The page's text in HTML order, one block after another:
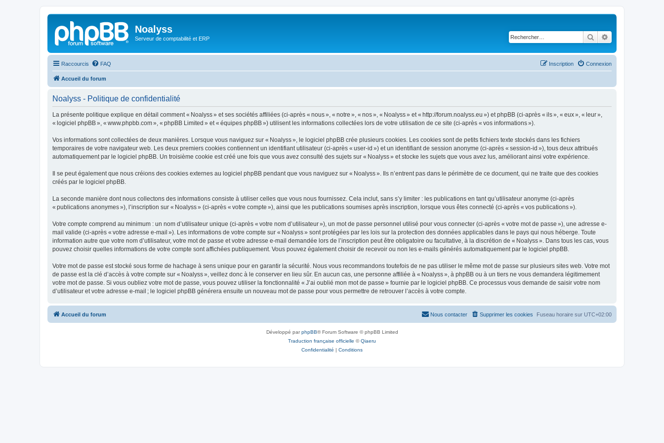
Noalyss
Serveur de comptabilité et ERP Rechercher
Raccourcis FAQ Connexion
Inscription
Accueil du forum
Noalyss - Politique de confidentialité
La présente politique explique en détail comment « Noalyss » et ses sociétés affiliées (ci-après « nous », « notre », « nos », « Noalyss » et « http://forum.noalyss.eu ») et phpBB (ci-après « ils », « eux », « leur »,
« logiciel phpBB », « www.phpbb.com », « phpBB Limited » et « équipes phpBB ») utilisent les informations collectées lors de votre utilisation de ce site (ci-après « vos informations »).
Vos informations sont collectées de deux manières. Lorsque vous naviguez sur « Noalyss », le logiciel phpBB crée plusieurs cookies. Les cookies sont de petits fichiers texte stockés dans les fichiers
temporaires de votre navigateur web. Les deux premiers cookies contiennent un identifiant utilisateur (ci-après « user-id ») et un identifiant de session anonyme (ci-après « session-id »), tous deux attribués
automatiquement par le logiciel phpBB. Un troisième cookie est créé une fois que vous avez consulté des sujets sur « Noalyss » et stocke les sujets que vous avez lus, améliorant ainsi votre expérience.
Il se peut également que nous créions des cookies externes au logiciel phpBB pendant que vous naviguez sur « Noalyss ». Ils n’entrent pas dans le périmètre de ce document, qui ne traite que des cookies
créés par le logiciel phpBB.
La seconde manière dont nous collectons des informations consiste à utiliser celles que vous nous fournissez. Cela inclut, sans s’y limiter : les publications en tant qu’utilisateur anonyme (ci-après
« publications anonymes »), l’inscription sur « Noalyss » (ci-après « votre compte »), ainsi que les publications soumises après inscription, lorsque vous êtes connecté (ci-après « vos publications »).
Votre compte comprend au minimum : un nom d’utilisateur unique (ci-après « votre nom d’utilisateur »), un mot de passe personnel utilisé pour vous connecter (ci-après « votre mot de passe »), une adresse e-
mail valide (ci-après « votre adresse e-mail »). Les informations de votre compte sur « Noalyss » sont protégées par les lois sur la protection des données applicables dans le pays qui nous héberge. Toute
information autre que votre nom d’utilisateur, votre mot de passe et votre adresse e-mail demandée lors de l’inscription peut être obligatoire ou facultative, à la discrétion de « Noalyss ». Dans tous les cas, vous
pouvez choisir quelles informations de votre compte sont affichées publiquement. Vous pouvez également choisir de recevoir ou non les e-mails générés automatiquement par le logiciel phpBB.
Votre mot de passe est stocké sous forme de hachage à sens unique pour en garantir la sécurité. Nous vous recommandons toutefois de ne pas utiliser le même mot de passe sur plusieurs sites web. Votre mot
de passe est la clé d’accès à votre compte sur « Noalyss », veillez donc à le conserver en lieu sûr. En aucun cas, une personne affiliée à « Noalyss », à phpBB ou à un tiers ne vous demandera légitimement
votre mot de passe. Si vous oubliez votre mot de passe, vous pouvez utiliser la fonctionnalité « J’ai oublié mon mot de passe » fournie par le logiciel phpBB. Ce processus vous demande de saisir votre nom
d’utilisateur et votre adresse e-mail ; le logiciel phpBB générera ensuite un nouveau mot de passe pour vous permettre de retrouver l’accès à votre compte.
Accueil du forum Fuseau horaire sur UTC+02:00
Supprimer les cookies
Nous contacter
Développé parphpBB® Forum Software © phpBB Limited
Traduction française officielle ©Qiaeru
Confidentialité | Conditions